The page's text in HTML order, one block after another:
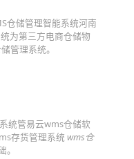
仓储管理智能系统河南
为第三方电商仓储物
管理系统。
统管易云wms仓储软
存货管理系统 wms仓